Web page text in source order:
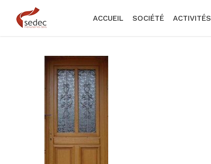
ACCUEIL SOCIÉTÉ ACTIVITÉS